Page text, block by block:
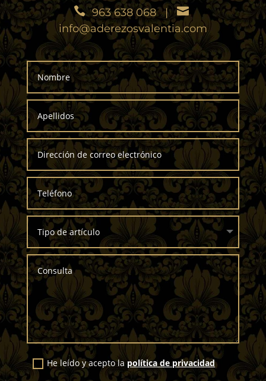
963 638 068|
info@aderezosvalentia.com
He leído y acepto lapolítica de privacidad